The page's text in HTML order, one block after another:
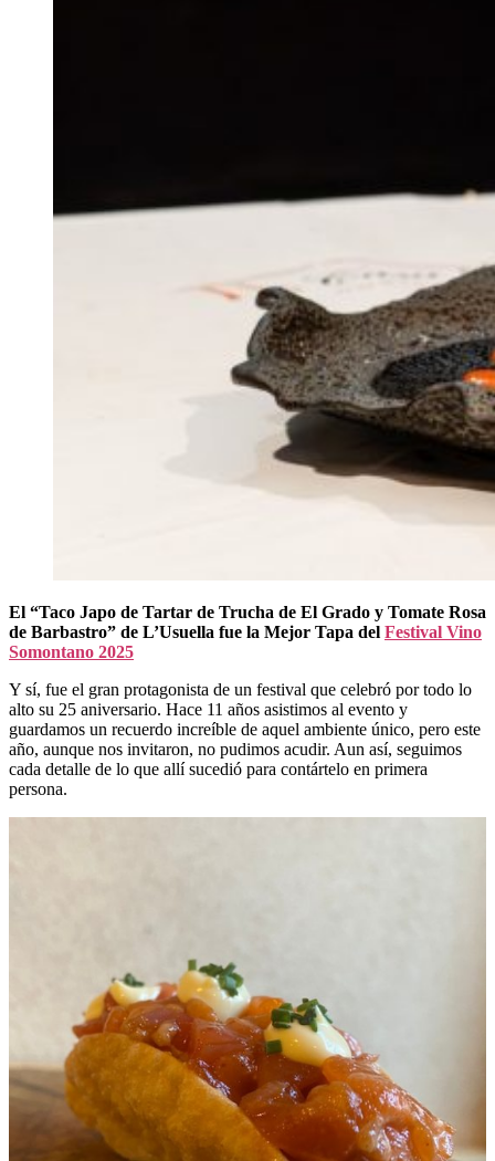
El “Taco Japo de Tartar de Trucha de El Grado y Tomate Rosa
de Barbastro” de L’Usuella fue la Mejor Tapa del Festival Vino
Somontano 2025
Y sí, fue el gran protagonista de un festival que celebró por todo lo
alto su 25 aniversario. Hace 11 años asistimos al evento y
guardamos un recuerdo increíble de aquel ambiente único, pero este
año, aunque nos invitaron, no pudimos acudir. Aun así, seguimos
cada detalle de lo que allí sucedió para contártelo en primera
persona.